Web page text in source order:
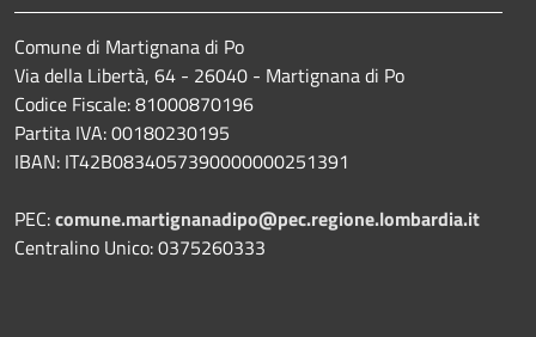
Comune di Martignana di Po
Via della Libertà, 64 - 26040 - Martignana di Po
Codice Fiscale: 81000870196
Partita IVA: 00180230195
IBAN: IT42B0834057390000000251391
PEC:comune.martignanadipo@pec.regione.lombardia.it
Centralino Unico: 0375260333